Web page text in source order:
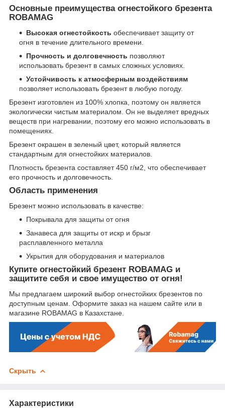
Основные преимущества огнестойкого брезента
ROBAMAG
Высокая огнестойкость обеспечивает защиту от
огня в течение длительного времени.
Прочность и долговечность позволяют
использовать брезент в самых сложных условиях.
Устойчивость к атмосферным воздействиям
позволяет использовать брезент в любую погоду.
Брезент изготовлен из 100% хлопка, поэтому он является
экологически чистым материалом. Он не выделяет вредных
веществ при нагревании, поэтому его можно использовать в
помещениях.
Брезент окрашен в зеленый цвет, который является
стандартным для огнестойких материалов.
Плотность брезента составляет 450 г/м2, что обеспечивает
его прочность и долговечность.
Область применения
Брезент можно использовать в качестве:
Покрывала для защиты от огня
Занавеса для защиты от искр и брызг
расплавленного металла
Укрытия для оборудования и материалов
Купите огнестойкий брезент ROBAMAG и
защитите себя и свое имущество от огня!
Мы предлагаем широкий выбор огнестойких брезентов по
доступным ценам. Оформите заказ на нашем сайте или в
магазине ROBAMAG в Казахстане.
Скрыть
Характеристики